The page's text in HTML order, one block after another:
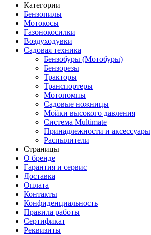
Категории
Бензопилы
Мотокосы
Газонокосилки
Воздуходувки
Садовая техника
Бензобуры (Мотобуры)
Бензорезы
Тракторы
Транспортеры
Мотопомпы
Садовые ножницы
Мойки высокого давления
Система Multimate
Принадлежности и аксессуары
Распылители
Страницы
О бренде
Гарантия и сервис
Доставка
Оплата
Контакты
Конфиденциальность
Правила работы
Сертификат
Реквизиты